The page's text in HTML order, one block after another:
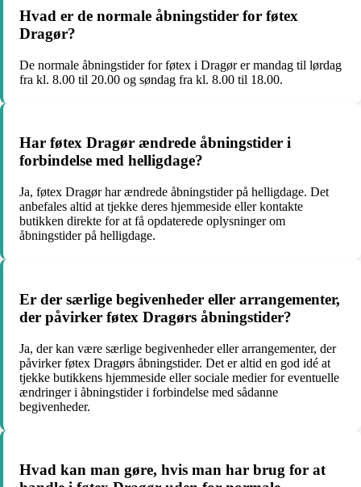
Hvad er de normale åbningstider for føtex
Dragør?
De normale åbningstider for føtex i Dragør er mandag til lørdag
fra kl. 8.00 til 20.00 og søndag fra kl. 8.00 til 18.00.
Har føtex Dragør ændrede åbningstider i
forbindelse med helligdage?
Ja, føtex Dragør har ændrede åbningstider på helligdage. Det
anbefales altid at tjekke deres hjemmeside eller kontakte
butikken direkte for at få opdaterede oplysninger om
åbningstider på helligdage.
Er der særlige begivenheder eller arrangementer,
der påvirker føtex Dragørs åbningstider?
Ja, der kan være særlige begivenheder eller arrangementer, der
påvirker føtex Dragørs åbningstider. Det er altid en god idé at
tjekke butikkens hjemmeside eller sociale medier for eventuelle
ændringer i åbningstider i forbindelse med sådanne
begivenheder.
Hvad kan man gøre, hvis man har brug for at